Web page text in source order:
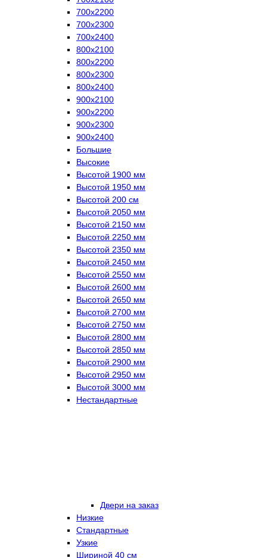
700х2200
700х2300
700х2400
800х2100
800х2200
800х2300
800х2400
900х2100
900х2200
900х2300
900х2400
Большие
Высокие
Высотой 1900 мм
Высотой 1950 мм
Высотой 200 см
Высотой 2050 мм
Высотой 2150 мм
Высотой 2250 мм
Высотой 2350 мм
Высотой 2450 мм
Высотой 2550 мм
Высотой 2600 мм
Высотой 2650 мм
Высотой 2700 мм
Высотой 2750 мм
Высотой 2800 мм
Высотой 2850 мм
Высотой 2900 мм
Высотой 2950 мм
Высотой 3000 мм
Нестандартные
Двери на заказ
Низкие
Стандартные
Узкие
Шириной 40 см